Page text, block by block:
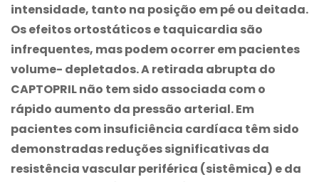
intensidade, tanto na posição em pé ou deitada.
Os efeitos ortostáticos e taquicardia são
infrequentes, mas podem ocorrer em pacientes
volume- depletados. A retirada abrupta do
CAPTOPRIL não tem sido associada com o
rápido aumento da pressão arterial. Em
pacientes com insuficiência cardíaca têm sido
demonstradas reduções significativas da
resistência vascular periférica (sistêmica) e da